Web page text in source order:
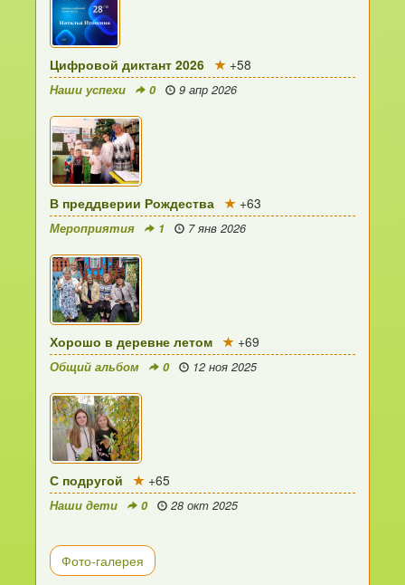
Цифровой диктант 2026 +58
Наши успехи 0 9 апр 2026
В преддверии Рождества +63
Мероприятия 1 7 янв 2026
Хорошо в деревне летом +69
Общий альбом 0 12 ноя 2025
С подругой +65
Наши дети 0 28 окт 2025
Фото-галерея